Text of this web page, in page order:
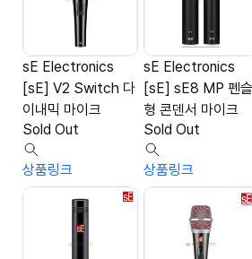
sE Electronics
[sE] V2 Switch 다
이내믹 마이크
Sold Out
상품링크
sE Electronics
[sE] sE8 MP 펜슬
형 콘덴서 마이크
Sold Out
상품링크